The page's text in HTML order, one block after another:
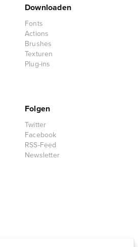
Downloaden
Fonts
Actions
Brushes
Texturen
Plug-ins
Folgen
Twitter
Facebook
RSS-Feed
Newsletter